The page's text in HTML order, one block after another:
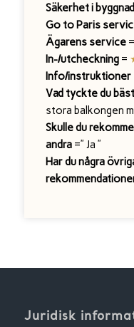
Säkerhet i
Go to Paris
Ägarens service=
In-/utcheckning=
Info/instruktioner
Vad tyckte du
stora balkongen
Skulle du
andra=” Ja ”
Har du några
Juridisk